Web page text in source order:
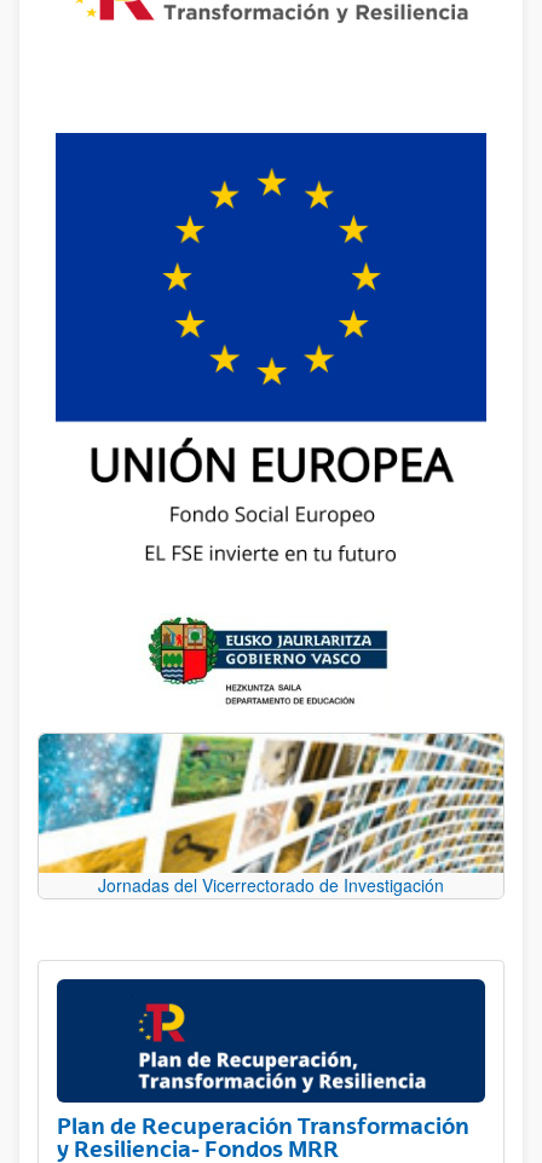
Jornadas del Vicerrectorado de Investigación
Plan de Recuperación Transformación
y Resiliencia- Fondos MRR